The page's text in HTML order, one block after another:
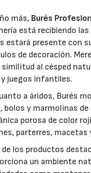
más, Burés
está recibiendo
estará presente con
de decoración.
similitud al césped
juegos infantiles.
a áridos, Burés
bolos y marmolinas
porosa de color
parterres,
los productos
un ambiente